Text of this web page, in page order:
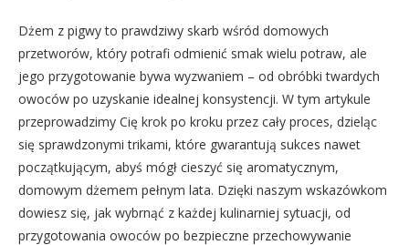
Dżem z pigwy to prawdziwy skarb wśród domowych
przetworów, który potrafi odmienić smak wielu potraw, ale
jego przygotowanie bywa wyzwaniem – od obróbki twardych
owoców po uzyskanie idealnej konsystencji. W tym artykule
przeprowadzimy Cię krok po kroku przez cały proces, dzieląc
się sprawdzonymi trikami, które gwarantują sukces nawet
początkującym, abyś mógł cieszyć się aromatycznym,
domowym dżemem pełnym lata. Dzięki naszym wskazówkom
dowiesz się, jak wybrnąć z każdej kulinarniej sytuacji, od
przygotowania owoców po bezpieczne przechowywanie